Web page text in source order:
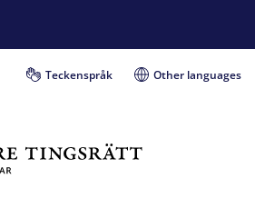
Teckenspråk Other languages